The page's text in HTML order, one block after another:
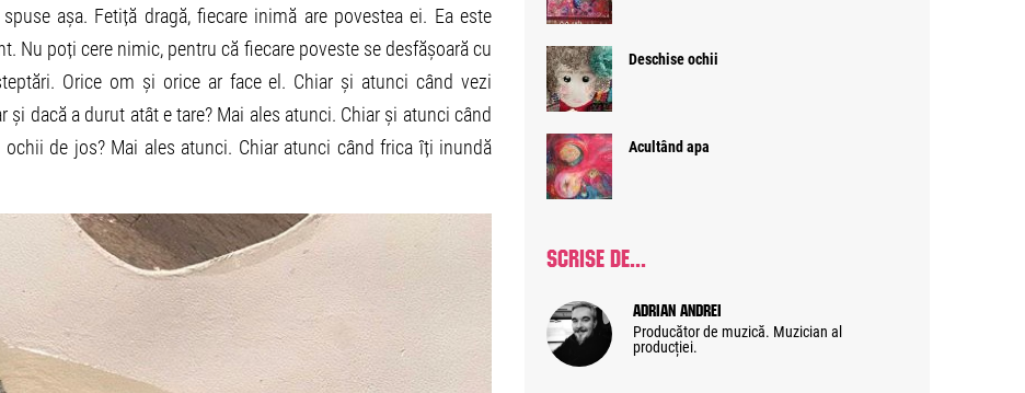
așa. Fetiță dragă, fiecare inimă are povestea ei. Ea este
Nu poți cere nimic, pentru că fiecare poveste se desfășoară cu
Orice om și orice ar face el. Chiar și atunci când vezi
dacă a durut atât e tare? Mai ales atunci. Chiar și atunci când
de jos? Mai ales atunci. Chiar atunci când frica îți inundă
Deschise ochii
Acultând apa
SCRISE DE...
Adrian Andrei
Producător de muzică. Muzician al
producției.